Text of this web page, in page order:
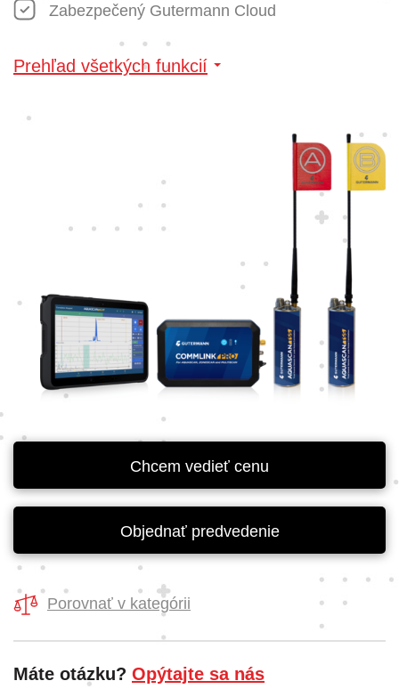
Zabezpečený Gutermann Cloud
Prehľad všetkých funkcií
Chcem vedieť cenu
Objednať predvedenie
Porovnať v kategórii
Máte otázku? Opýtajte sa nás